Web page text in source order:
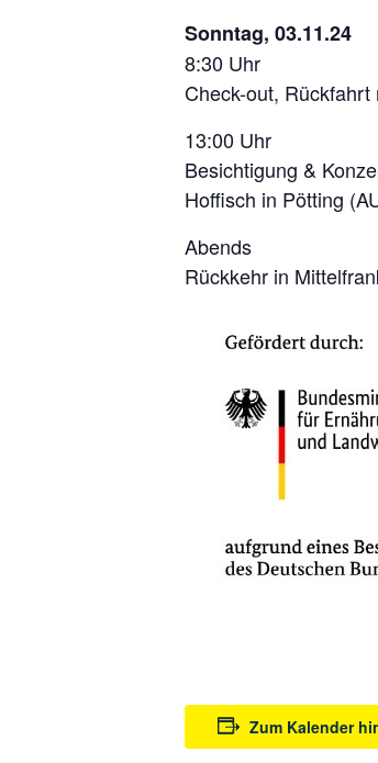
Sonntag, 03.11.24
8:30 Uhr
Check-out,
13:00 Uhr
Besichtigung &
Hoffisch in Pötting
Abends
Rückkehr in
Zum Kalender